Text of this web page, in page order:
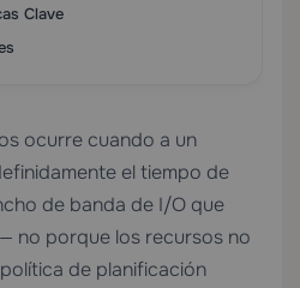
Clave
ocurre cuando a un
el tiempo de
de banda de I/O que
no porque los recursos no
de planificación